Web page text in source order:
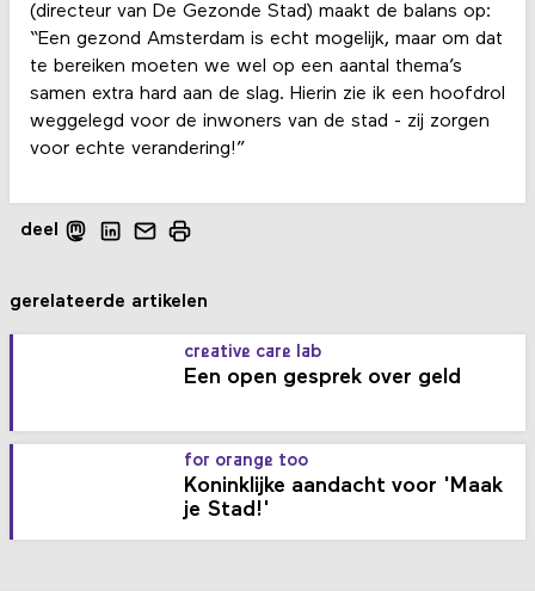
(directeur van De Gezonde Stad) maakt de balans op:
“Een gezond Amsterdam is echt mogelijk, maar om dat
te bereiken moeten we wel op een aantal thema’s
samen extra hard aan de slag. Hierin zie ik een hoofdrol
weggelegd voor de inwoners van de stad - zij zorgen
voor echte verandering!”
deel
gerelateerde artikelen
creative care lab
Een open gesprek over geld
for orange too
Koninklijke aandacht voor 'Maak
je Stad!'